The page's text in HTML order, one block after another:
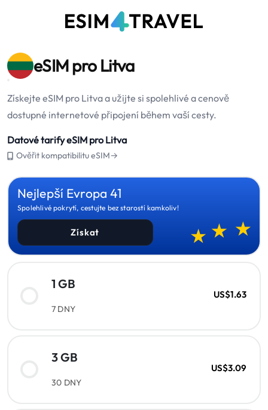
eSIM pro Litva
Získejte eSIM pro Litva a užijte si spolehlivé a cenově
dostupné internetové připojení během vaší cesty.
Datové tarify eSIM pro Litva
Ověřit kompatibilitu eSIM→
Nejlepší Evropa 41
Spolehlivé pokrytí, cestujte bez starostí kamkoliv!
Získat
1 GB
7 DNY
US$1.63
3 GB
30 DNY
US$3.09